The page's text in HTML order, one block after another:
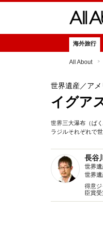
海外旅行
All About
世界遺産 ／ア
イグア
世界三大瀑布（ば
ラジルそれぞれで
長谷
世界
世界
得意
臣賞
ーの